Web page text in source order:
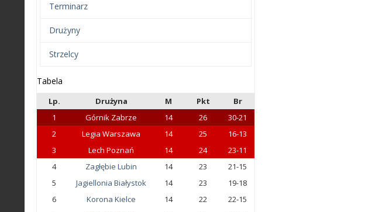
Terminarz
Drużyny
Strzelcy
Tabela
Lp. Drużyna M Pkt
Br
1
Górnik Zabrze 14 26
30-21
2
Legia Warszawa 14 25
16-13
3
Lech Poznań 14 24
23-11
4
Zagłębie Lubin 14 23
21-15
5
Jagiellonia Białystok 14 23
19-18
6
Korona Kielce 14 22
22-15